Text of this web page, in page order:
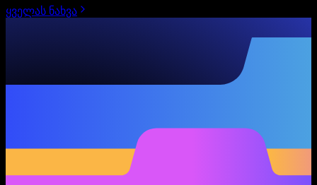
ყველას ნახვა